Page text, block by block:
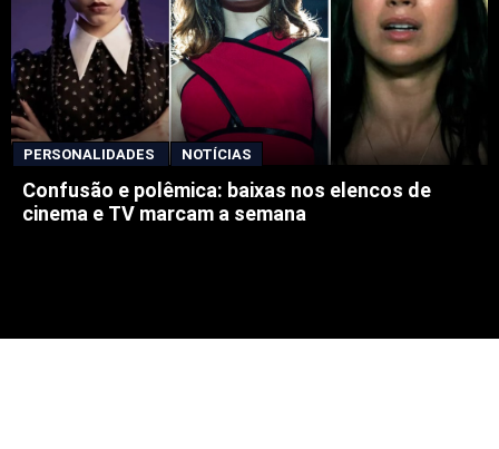
PERSONALIDADES NOTÍCIAS
Confusão e polêmica: baixas nos elencos de
cinema e TV marcam a semana